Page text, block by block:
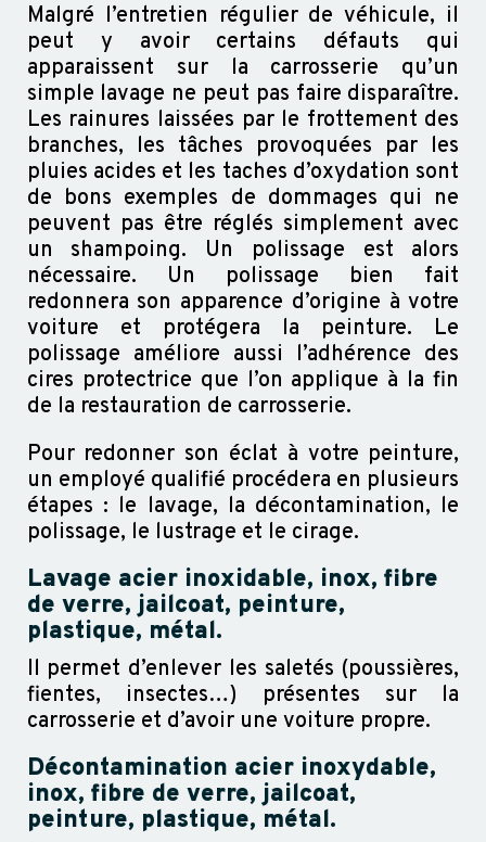
Malgré l’entretien régulier de véhicule, il
peut y avoir certains défauts qui
apparaissent sur la carrosserie qu’un
simple lavage ne peut pas faire disparaître.
Les rainures laissées par le frottement des
branches, les tâches provoquées par les
pluies acides et les taches d’oxydation sont
de bons exemples de dommages qui ne
peuvent pas être réglés simplement avec
un shampoing. Un polissage est alors
nécessaire. Un polissage bien fait
redonnera son apparence d’origine à votre
voiture et protégera la peinture. Le
polissage améliore aussi l’adhérence des
cires protectrice que l’on applique à la fin
de la restauration de carrosserie.
Pour redonner son éclat à votre peinture,
un employé qualifié procédera en plusieurs
étapes : le lavage, la décontamination, le
polissage, le lustrage et le cirage.
Lavage acier inoxidable, inox, fibre
de verre, jailcoat, peinture,
plastique, métal.
Il permet d’enlever les saletés (poussières,
fientes, insectes…) présentes sur la
carrosserie et d’avoir une voiture propre.
Décontamination acier inoxydable,
inox, fibre de verre, jailcoat,
peinture, plastique, métal.